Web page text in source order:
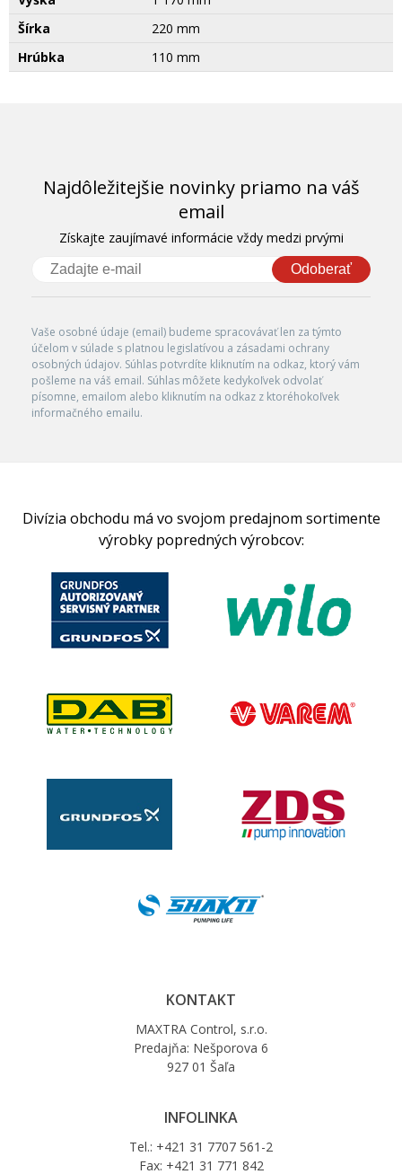
Šírka
220 mm
Hrúbka
110 mm
Najdôležitejšie novinky priamo na váš
email
Získajte zaujímavé informácie vždy medzi prvými
Odoberať
Vaše osobné údaje (email) budeme spracovávať len za týmto
účelom v súlade s platnou legislatívou a zásadami ochrany
osobných údajov. Súhlas potvrdíte kliknutím na odkaz, ktorý vám
pošleme na váš email. Súhlas môžete kedykoľvek odvolať
písomne, emailom alebo kliknutím na odkaz z ktoréhokoľvek
informačného emailu.
Divízia obchodu má vo svojom predajnom sortimente
výrobky popredných výrobcov:
KONTAKT
MAXTRA Control, s.r.o.
Predajňa: Nešporova 6
927 01 Šaľa
INFOLINKA
Tel.: +421 31 7707 561-2
Fax: +421 31 771 842